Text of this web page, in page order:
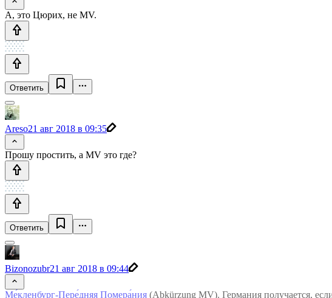
А, это Цюрих, не MV.
Ответить
Areso21 авг 2018 в 09:35
Прошу простить, а MV это где?
Ответить
Bizonozubr21 авг 2018 в 09:44
Ме́кленбург-Пере́дняя Помера́ния (Abkürzung MV). Германия получается,